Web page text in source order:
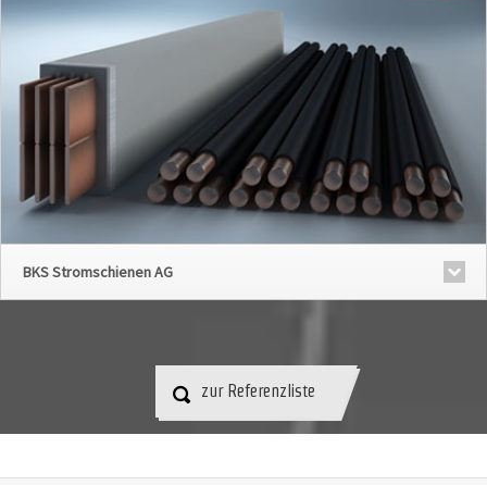
BKS Stromschienen AG
zur Referenzliste